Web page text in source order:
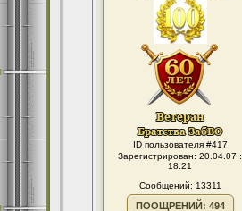
ID пользователя #417
Зарегистрирован: 20.04.07 :
18:21
Сообщений: 13311
ПООЩРЕНИЙ: 494